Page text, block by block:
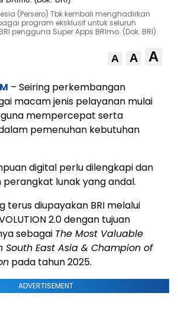
(Persero) Tbk kembali menghadirkan
program eksklusif untuk seluruh
pengguna Super Apps BRImo. (Dok. BRI)
A A A
– Seiring perkembangan
macam jenis pelayanan mulai
mempercepat serta
pemenuhan kebutuhan
digital perlu dilengkapi dan
perangkat lunak yang andal.
terus diupayakan BRI melalui
2.0 dengan tujuan
sebagai The Most Valuable
South East Asia & Champion of
pada tahun 2025.
ADVERTISEMENT